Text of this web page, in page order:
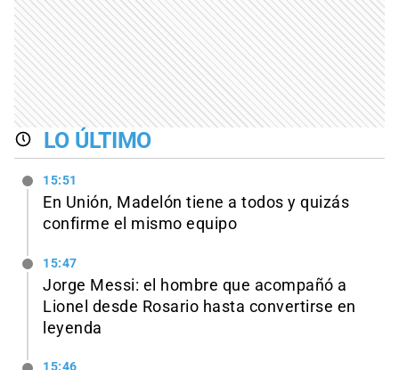
LO ÚLTIMO
15:51
En Unión, Madelón tiene a todos y quizás
confirme el mismo equipo
15:47
Jorge Messi: el hombre que acompañó a
Lionel desde Rosario hasta convertirse en
leyenda